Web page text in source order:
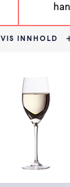
VIS INNHOLD